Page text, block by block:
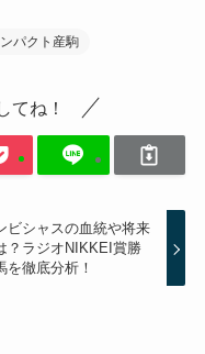
パクト産駒
てね！
ビシャスの血統や将来
？ラジオNIKKEI賞勝
を徹底分析！